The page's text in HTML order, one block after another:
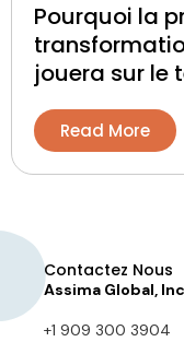
Pourquoi la
jouera sur le
Read More
Contactez Nous
Assima Global,
+1 909 300 3904